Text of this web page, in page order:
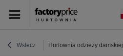
Wstecz Hurtownia odzieży damskiej